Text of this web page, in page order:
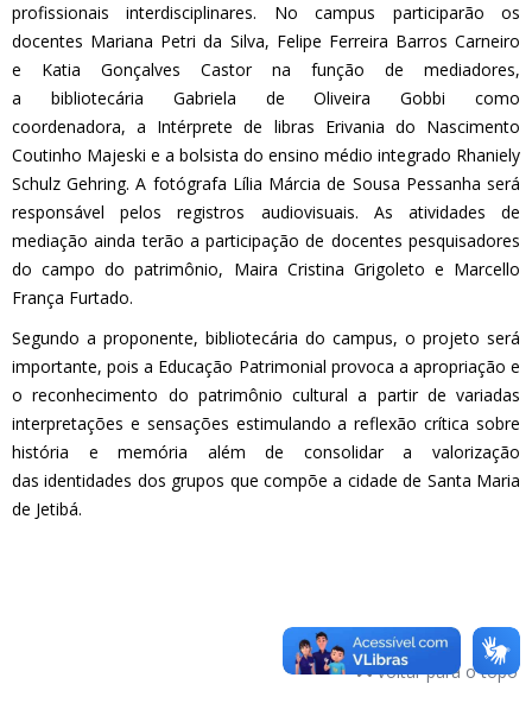
profissionais interdisciplinares. No campus participarão os
docentes Mariana Petri da Silva, Felipe Ferreira Barros Carneiro
e Katia Gonçalves Castor na função de mediadores,
a bibliotecária Gabriela de Oliveira Gobbi como
coordenadora, a Intérprete de libras Erivania do Nascimento
Coutinho Majeski e a bolsista do ensino médio integrado Rhaniely
Schulz Gehring. A fotógrafa Lília Márcia de Sousa Pessanha será
responsável pelos registros audiovisuais. As atividades de
mediação ainda terão a participação de docentes pesquisadores
do campo do patrimônio, Maira Cristina Grigoleto e Marcello
França Furtado.
Segundo a proponente, bibliotecária do campus, o projeto será
importante,pois a Educação Patrimonial provoca a apropriação e
o reconhecimento do patrimônio cultural a partir de variadas
interpretações e sensações estimulando a reflexão crítica sobre
história e memória além de consolidara valorização
dasidentidades dos grupos que compõe a cidade de Santa Maria
de Jetibá.
Voltar para o topo